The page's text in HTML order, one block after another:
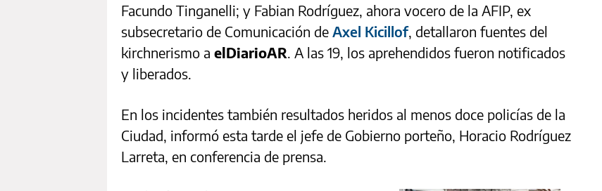
Facundo Tinganelli; y Fabian Rodríguez, ahora vocero de la AFIP, ex
subsecretario de Comunicación de Axel Kicillof, detallaron fuentes del
kirchnerismo a elDiarioAR. A las 19, los aprehendidos fueron notificados
y liberados.
En los incidentes también resultados heridos al menos doce policías de la
Ciudad, informó esta tarde el jefe de Gobierno porteño, Horacio Rodríguez
Larreta, en conferencia de prensa.